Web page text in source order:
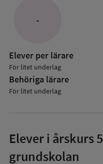
-
Elever per lärare
För litet underlag
Behöriga lärare
För litet underlag
Elever i årskurs 5
grundskolan